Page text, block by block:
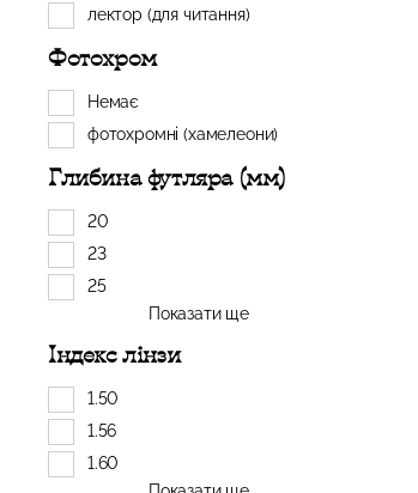
лектор (для читання)
Фотохром
Немає
фотохромні (хамелеони)
Глибина футляра (мм)
20
23
25
Показати ще
Індекс лінзи
1.50
1.56
1.60